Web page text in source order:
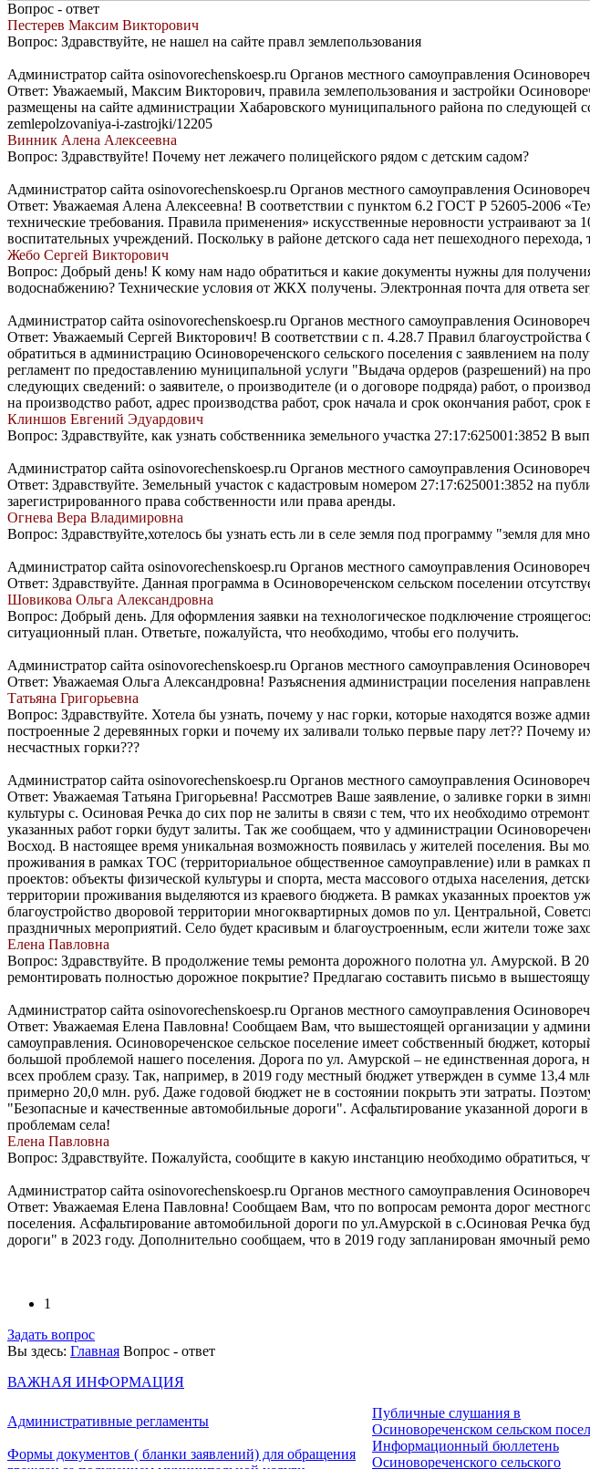
Вопрос - ответ
Пестерев Максим Викторович
Вопрос: Здравствуйте, не нашел на сайте правл землепользования
Администратор сайта osinovorechenskoesp.ru Органов местного самоуправления
Ответ: Уважаемый, Максим Викторович, правила землепользования и застройки
размещены на сайте администрации Хабаровского муниципального района по следующей
zemlepolzovaniya-i-zastrojki/12205
Винник Алена Алексеевна
Вопрос: Здравствуйте! Почему нет лежачего полицейского рядом с детским садом?
Администратор сайта osinovorechenskoesp.ru Органов местного самоуправления
Ответ: Уважаемая Алена Алексеевна! В соответствии с пунктом 6.2 ГОСТ Р 52605-2006
технические требования. Правила применения» искусственные неровности устраивают
воспитательных учреждений. Поскольку в районе детского сада нет пешеходного перехода,
Жебо Сергей Викторович
Вопрос: Добрый день! К кому нам надо обратиться и какие документы нужны для
водоснабжению? Технические условия от ЖКХ получены. Электронная почта для ответа
Администратор сайта osinovorechenskoesp.ru Органов местного самоуправления
Ответ: Уважаемый Сергей Викторович! В соответствии с п. 4.28.7 Правил
обратиться в администрацию Осиновореченского сельского поселения с заявлением на
регламент по предоставлению муниципальной услуги "Выдача ордеров (разрешений) на
следующих сведений: о заявителе, о производителе (и о договоре подряда) работ, о
на производство работ, адрес производства работ, срок начала и срок окончания работ,
Клиншов Евгений Эдуардович
Вопрос: Здравствуйте, как узнать собственника земельного участка 27:17:625001:3852 В
Администратор сайта osinovorechenskoesp.ru Органов местного самоуправления
Ответ: Здравствуйте. Земельный участок с кадастровым номером 27:17:625001:3852 на
зарегистрированного права собственности или права аренды.
Огнева Вера Владимировна
Вопрос: Здравствуйте,хотелось бы узнать есть ли в селе земля под программу "земля для
Администратор сайта osinovorechenskoesp.ru Органов местного самоуправления
Ответ: Здравствуйте. Данная программа в Осиновореченском сельском поселении
Шовикова Ольга Александровна
Вопрос: Добрый день. Для оформления заявки на технологическое подключение
ситуационный план. Ответьте, пожалуйста, что необходимо, чтобы его получить.
Администратор сайта osinovorechenskoesp.ru Органов местного самоуправления
Ответ: Уважаемая Ольга Александровна! Разъяснения администрации поселения
Татьяна Григорьевна
Вопрос: Здравствуйте. Хотела бы узнать, почему у нас горки, которые находятся возже
построенные 2 деревянных горки и почему их заливали только первые пару лет?? Почему
несчастных горки???
Администратор сайта osinovorechenskoesp.ru Органов местного самоуправления
Ответ: Уважаемая Татьяна Григорьевна! Рассмотрев Ваше заявление, о заливке горки в
культуры с. Осиновая Речка до сих пор не залиты в связи с тем, что их необходимо
указанных работ горки будут залиты. Так же сообщаем, что у администрации
Восход. В настоящее время уникальная возможность появилась у жителей поселения. Вы
проживания в рамках ТОС (территориальное общественное самоуправление) или в
проектов: объекты физической культуры и спорта, места массового отдыха населения,
территории проживания выделяются из краевого бюджета. В рамках указанных проектов
благоустройство дворовой территории многоквартирных домов по ул. Центральной,
праздничных мероприятий. Село будет красивым и благоустроенным, если жители тоже
Елена Павловна
Вопрос: Здравствуйте. В продолжение темы ремонта дорожного полотна ул. Амурской. В
ремонтировать полностью дорожное покрытие? Предлагаю составить письмо в
Администратор сайта osinovorechenskoesp.ru Органов местного самоуправления
Ответ: Уважаемая Елена Павловна! Сообщаем Вам, что вышестоящей организации у
самоуправления. Осиновореченское сельское поселение имеет собственный бюджет,
большой проблемой нашего поселения. Дорога по ул. Амурской – не единственная
всех проблем сразу. Так, например, в 2019 году местный бюджет утвержден в сумме 13,4
примерно 20,0 млн. руб. Даже годовой бюджет не в состоянии покрыть эти затраты.
"Безопасные и качественные автомобильные дороги". Асфальтирование указанной дороги
проблемам села!
Елена Павловна
Вопрос: Здравствуйте. Пожалуйста, сообщите в какую инстанцию необходимо обратиться,
Администратор сайта osinovorechenskoesp.ru Органов местного самоуправления
Ответ: Уважаемая Елена Павловна! Сообщаем Вам, что по вопросам ремонта дорог
поселения. Асфальтирование автомобильной дороги по ул.Амурской в с.Осиновая Речка
дороги" в 2023 году. Дополнительно сообщаем, что в 2019 году запланирован ямочный
1
Задать вопрос
Вы здесь: Главная Вопрос - ответ
ВАЖНАЯ ИНФОРМАЦИЯ
Административные регламенты
Публичные слушания в
Осиновореченском сельском
Формы документов ( бланки заявлений) для обращения
Информационный бюллетень
Осиновореченского сельского